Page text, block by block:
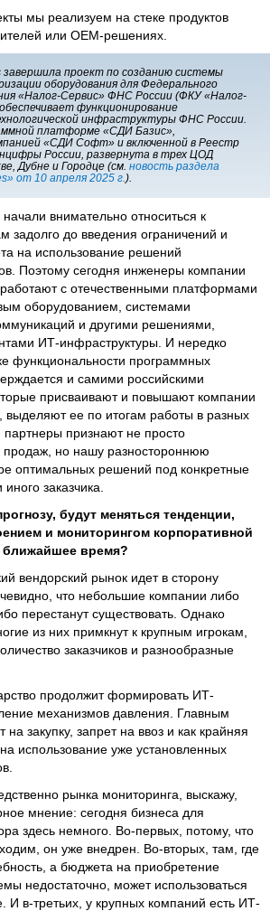
мы реализуем на стеке продуктов
или ОЕМ-решениях.
завершила проект по созданию системы
оборудования для Федерального
«Налог-Сервис» ФНС России (ФКУ «Налог-
функционирование
инфраструктуры ФНС России.
платформе «СДИ Базис»,
«СДИ Софт» и включенной в Реестр
России, развернута в трех ЦОД
Дубне и Городце (см. новость раздела
от 10 апреля 2025 г.).
внимательно относиться к
задолго до введения ограничений и
на использование решений
Поэтому сегодня инженеры компании
с отечественными платформами
оборудованием, системами
и другими решениями,
ИТ-инфраструктуры. И нередко
функциональности программных
и самими российскими
присваивают и повышают компании
выделяют ее по итогам работы в разных
признают не просто
но нашу разностороннюю
оптимальных решений под конкретные
заказчика.
будут меняться тенденции,
и мониторингом корпоративной
ближайшее время?
вендорский рынок идет в сторону
что небольшие компании либо
перестанут существовать. Однако
из них примкнут к крупным игрокам,
заказчиков и разнообразные
продолжит формировать ИТ-
механизмов давления. Главным
на закупку, запрет на ввоз и как крайняя
использование уже установленных
рынка мониторинга, выскажу,
мнение: сегодня бизнеса для
здесь немного. Во-первых, потому, что
он уже внедрен. Во-вторых, там, где
а бюджета на приобретение
недостаточно, может использоваться
И в-третьих, у крупных компаний есть ИТ-